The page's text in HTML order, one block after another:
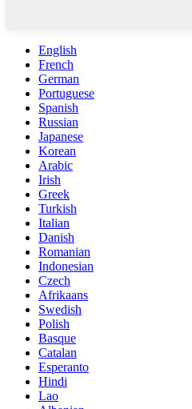
English
French
German
Portuguese
Spanish
Russian
Japanese
Korean
Arabic
Irish
Greek
Turkish
Italian
Danish
Romanian
Indonesian
Czech
Afrikaans
Swedish
Polish
Basque
Catalan
Esperanto
Hindi
Lao